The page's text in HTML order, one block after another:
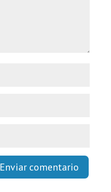
Enviar comentario